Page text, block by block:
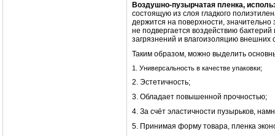
Воздушно-пузырчатая пленка,
состоящую из слоя гладкого
держится на поверхности,
не подвергается воздействию
загрязнений и влагоизоляцию внешних
Таким образом, можно выделить
1. Универсальность в качестве упаковки;
2. Эстетичность;
3. Обладает повышенной прочностью;
4. За счёт эластичности пузырьков,
5. Принимая форму товара, пленка